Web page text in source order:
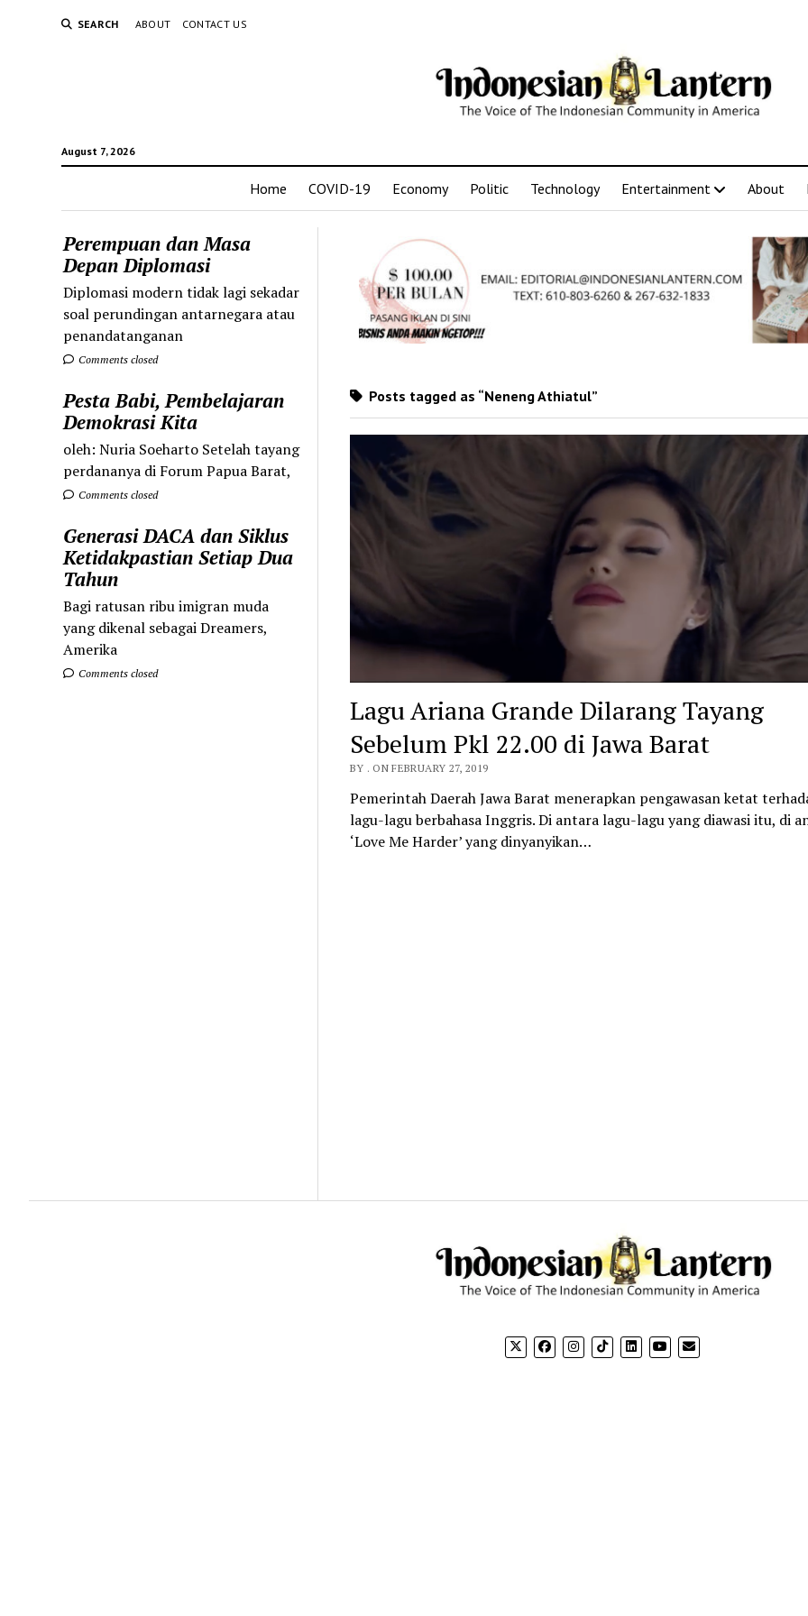
SEARCH ABOUT CONTACT US
August 7, 2026
Home COVID-19 Economy Politic Technology Entertainment About
Perempuan dan Masa
Depan Diplomasi
Diplomasi modern tidak lagi sekadar
soal perundingan antarnegara atau
penandatanganan
Comments closed
Pesta Babi, Pembelajaran
Demokrasi Kita
oleh: Nuria Soeharto Setelah tayang
perdananya di Forum Papua Barat,
Comments closed
Generasi DACA dan Siklus
Ketidakpastian Setiap Dua
Tahun
Bagi ratusan ribu imigran muda
yang dikenal sebagai Dreamers,
Amerika
Comments closed
Posts tagged as “Neneng Athiatul”
Lagu Ariana Grande Dilarang Tayang
Sebelum Pkl 22.00 di Jawa Barat
BY . ON FEBRUARY 27, 2019
Pemerintah Daerah Jawa Barat menerapkan pengawasan ketat
lagu-lagu berbahasa Inggris. Di antara lagu-lagu yang diawasi itu, di
‘Love Me Harder’ yang dinyanyikan…